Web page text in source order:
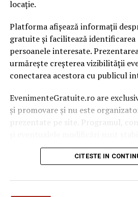
locație.
Platforma afișează informații
gratuite și facilitează identificarea
persoanele interesate.
urmărește creșterea vizibilității
conectarea acestora cu publicul
EvenimenteGratuite.ro are
și promovare și nu este
prezentate pe site. Programul,
organizatorii fiecărui eveniment.
înainte de participare.
CITESTE IN